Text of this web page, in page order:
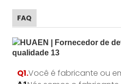
FAQ
Q1.Você é fabricante ou